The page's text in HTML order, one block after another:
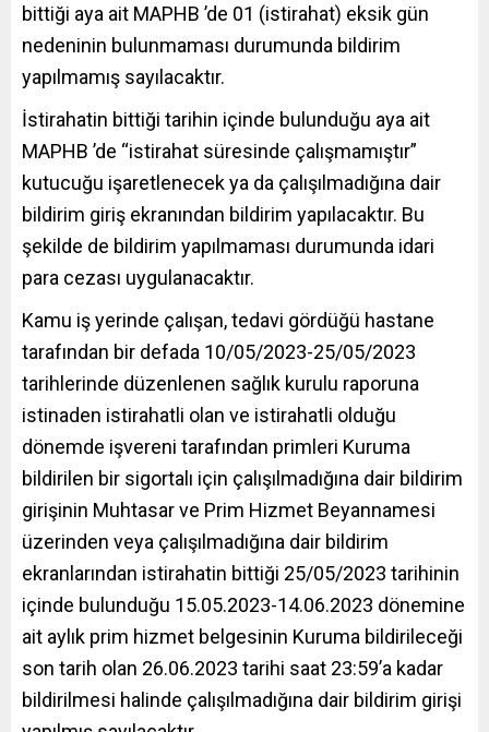
bittiği aya ait MAPHB ’de 01 (istirahat) eksik gün
nedeninin bulunmaması durumunda bildirim
yapılmamış sayılacaktır.
İstirahatin bittiği tarihin içinde bulunduğu aya ait
MAPHB ’de “istirahat süresinde çalışmamıştır”
kutucuğu işaretlenecek ya da çalışılmadığına dair
bildirim giriş ekranından bildirim yapılacaktır. Bu
şekilde de bildirim yapılmaması durumunda idari
para cezası uygulanacaktır.
Kamu iş yerinde çalışan, tedavi gördüğü hastane
tarafından bir defada 10/05/2023-25/05/2023
tarihlerinde düzenlenen sağlık kurulu raporuna
istinaden istirahatli olan ve istirahatli olduğu
dönemde işvereni tarafından primleri Kuruma
bildirilen bir sigortalı için çalışılmadığına dair bildirim
girişinin Muhtasar ve Prim Hizmet Beyannamesi
üzerinden veya çalışılmadığına dair bildirim
ekranlarından istirahatin bittiği 25/05/2023 tarihinin
içinde bulunduğu 15.05.2023-14.06.2023 dönemine
ait aylık prim hizmet belgesinin Kuruma bildirileceği
son tarih olan 26.06.2023 tarihi saat 23:59’a kadar
bildirilmesi halinde çalışılmadığına dair bildirim girişi